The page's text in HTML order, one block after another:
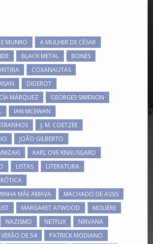
MUNRO
A MULHER DE CÉSAR
BLACK METAL
BONES
COXANAUTAS
DIDEROT
MÁRQUEZ
GEORGES SIMENON
IAN MCEWAN
J. M. COETZEE
JOÃO GILBERTO
KARL OVE KNAUSGARD
LISTAS
LITERATURA
MÃE AMAVA
MACHADO DE ASSIS
MARGARET ATWOOD
MOLIÈRE
NAZISMO NETFLIX
NIRVANA
DE 54
PATRICK MODIANO